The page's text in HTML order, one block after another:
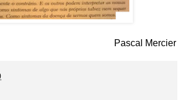
Pascal Mercier